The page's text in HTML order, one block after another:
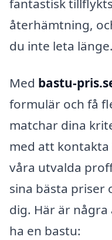
fantastisk
återhämtning,
du inte leta länge.
Med bastu-
formulär och få
matchar dina
med att
våra utvalda
sina bästa priser
dig. Här är
ha en bastu: